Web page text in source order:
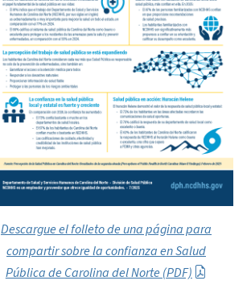
Descargue el folleto de una página para
compartir sobre la confianza en Salud
Pública de Carolina del Norte (PDF)